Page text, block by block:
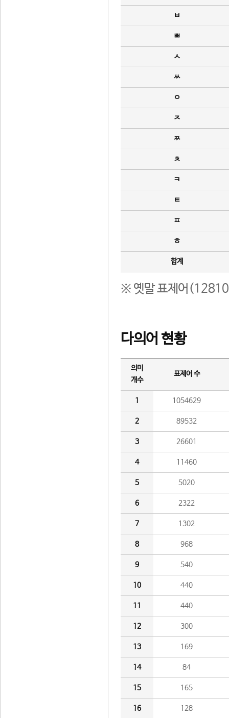
ㅂ
ㅃ
ㅅ
ㅆ
ㅇ
ㅈ
ㅉ
ㅊ
ㅋ
ㅌ
ㅍ
ㅎ
합계
※ 옛말 표제어(12810
다의어 현황
의미
개수
표제어 수
1 1054629
2 89532
3 26601
4 11460
5 5020
6 2322
7 1302
8 968
9 540
10 440
11 440
12 300
13 169
14 84
15 165
16 128